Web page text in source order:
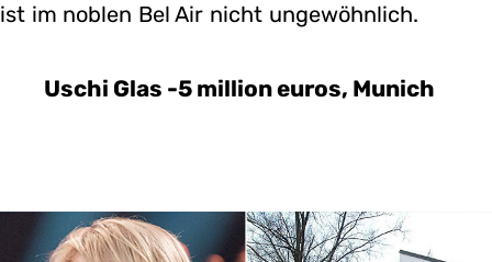
ist im noblen Bel Air nicht ungewöhnlich.
Uschi Glas -5 million euros, Munich